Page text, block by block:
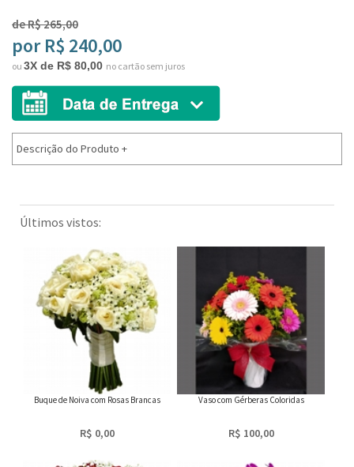
de R$ 265,00
por R$ 240,00
ou 3X de R$ 80,00 no cartão sem juros
Descrição do Produto +
Últimos vistos:
Buque de Noiva com Rosas Brancas
R$ 0,00
Vaso com Gérberas Coloridas
R$ 100,00